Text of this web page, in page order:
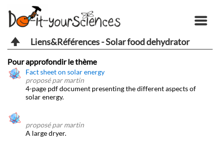
Liens&Références - Solar food dehydrator
Pour approfondir le thème
Fact sheet on solar energy
proposé par martin
4-page pdf document presenting the different aspects of
solar energy.
proposé par martin
A large dryer.